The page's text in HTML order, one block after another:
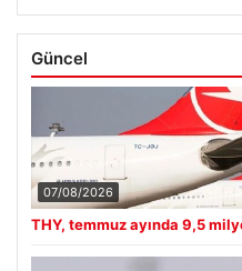
Güncel
07/08/2026
THY, temmuz ayında 9,5